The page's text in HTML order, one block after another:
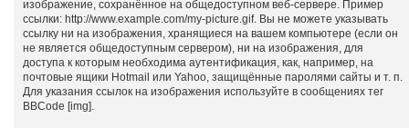
изображение, сохранённое на общедоступном веб-сервере. Пример
ссылки: http://www.example.com/my-picture.gif. Вы не можете указывать
ссылку ни на изображения, хранящиеся на вашем компьютере (если он
не является общедоступным сервером), ни на изображения, для
доступа к которым необходима аутентификация, как, например, на
почтовые ящики Hotmail или Yahoo, защищённые паролями сайты и т. п.
Для указания ссылок на изображения используйте в сообщениях тег
BBCode [img].